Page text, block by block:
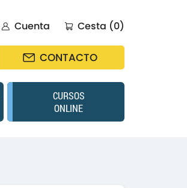
Cuenta Cesta (0)
CONTACTO
CURSOS
ONLINE